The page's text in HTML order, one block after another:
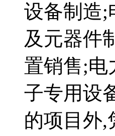
设备制造;
及元器件
置销售;电
子专用设
的项目外,